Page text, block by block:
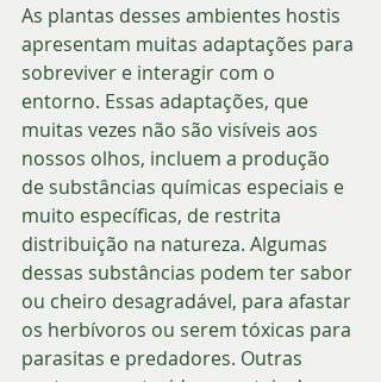
As plantas desses ambientes hostis
apresentam muitas adaptações para
sobreviver e interagir com o
entorno. Essas adaptações, que
muitas vezes não são visíveis aos
nossos olhos, incluem a produção
de substâncias químicas especiais e
muito específicas, de restrita
distribuição na natureza. Algumas
dessas substâncias podem ter sabor
ou cheiro desagradável, para afastar
os herbívoros ou serem tóxicas para
parasitas e predadores. Outras